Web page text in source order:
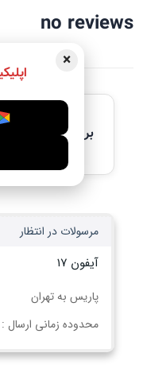
no reviews
برای مشاهده
مرسولات در انتظار
آیفون ۱۷
پاریس به تهران
محدوده زمانی ارسال : Oct. 19, 2025 - Dec. 10, 2025
×